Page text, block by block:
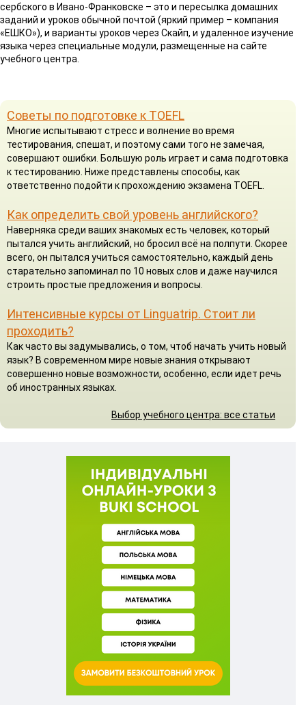
сербского в Ивано-Франковске – это и пересылка домашних
заданий и уроков обычной почтой (яркий пример – компания
«ЕШКО»), и варианты уроков через Скайп, и удаленное изучение
языка через специальные модули, размещенные на сайте
учебного центра.
Советы по подготовке к TOEFL
Многие испытывают стресс и волнение во время
тестирования, спешат, и поэтому сами того не замечая,
совершают ошибки. Большую роль играет и сама подготовка
к тестированию. Ниже представлены способы, как
ответственно подойти к прохождению экзамена TOEFL.
Как определить свой уровень английского?
Наверняка среди ваших знакомых есть человек, который
пытался учить английский, но бросил всё на полпути. Скорее
всего, он пытался учиться самостоятельно, каждый день
старательно запоминал по 10 новых слов и даже научился
строить простые предложения и вопросы.
Интенсивные курсы от Linguatrip. Стоит ли
проходить?
Как часто вы задумывались, о том, чтоб начать учить новый
язык? В современном мире новые знания открывают
совершенно новые возможности, особенно, если идет речь
об иностранных языках.
Выбор учебного центра: все статьи